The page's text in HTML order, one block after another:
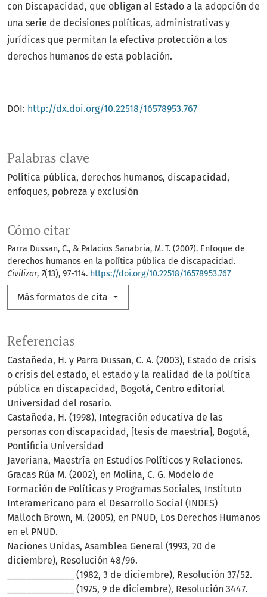
Palabras clave
Política pública derechos humanos discapacidad
enfoques pobreza y exclusión
Cómo citar
Parra Dussan, C., & Palacios Sanabria, M. T. (2007). Enfoque de
derechos humanos en la política pública de discapacidad.
Civilizar, 7(13), 97-114. https://doi.org/10.22518/16578953.767
Más formatos de cita
con Discapacidad, que obligan al Estado a la adopción de
una serie de decisiones políticas, administrativas y
jurídicas que permitan la efectiva protección a los
derechos humanos de esta población.
DOI: http://dx.doi.org/10.22518/16578953.767
Referencias
Castañeda, H. y Parra Dussan, C. A. (2003), Estado de crisis
o crisis del estado, el estado y la realidad de la política
pública en discapacidad, Bogotá, Centro editorial
Universidad del rosario.
Castañeda, H. (1998), Integración educativa de las
personas con discapacidad, [tesis de maestría], Bogotá,
Pontificia Universidad
Javeriana, Maestría en Estudios Políticos y Relaciones.
Gracas Rúa M. (2002), en Molina, C. G. Modelo de
Formación de Políticas y Programas Sociales, Instituto
Interamericano para el Desarrollo Social (INDES)
Malloch Brown, M. (2005), en PNUD, Los Derechos Humanos
en el PNUD.
Naciones Unidas, Asamblea General (1993, 20 de
diciembre), Resolución 48/96.
______________ (1982, 3 de diciembre), Resolución 37/52.
______________ (1975, 9 de diciembre), Resolución 3447.